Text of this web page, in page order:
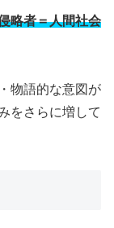
略者＝人間社会
物語的な意図が
をさらに増して